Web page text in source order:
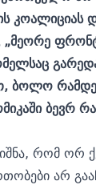
კოალიციას
ბოლო
ბევრ
რომ ორ
არ